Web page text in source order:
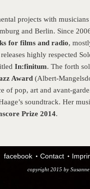
projects with
and Berlin. Since
for films and radio,
highly respected
In:finitum. The forth
Award (Albert-
of pop, art and avant-
soundtrack. Her
Prize 2014.
facebook Contact
copyright 2015 by